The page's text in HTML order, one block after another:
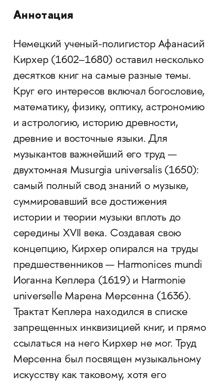
Аннотация
Немецкий ученый-полигистор Афанасий
Кирхер (1602–1680) оставил несколько
десятков книг на самые разные темы.
Круг его интересов включал богословие,
математику, физику, оптику, астрономию
и астрологию, историю древности,
древние и восточные языки. Для
музыкантов важнейший его труд —
двухтомная Musurgia universalis (1650):
самый полный свод знаний о музыке,
суммировавший все достижения
истории и теории музыки вплоть до
середины XVII века. Создавая свою
концепцию, Кирхер опирался на труды
предшественников — Harmonices mundi
Иоганна Кеплера (1619) и Harmonie
universelle Марена Мерсенна (1636).
Трактат Кеплера находился в списке
запрещенных инквизицией книг, и прямо
ссылаться на него Кирхер не мог. Труд
Мерсенна был посвящен музыкальному
искусству как таковому, хотя его